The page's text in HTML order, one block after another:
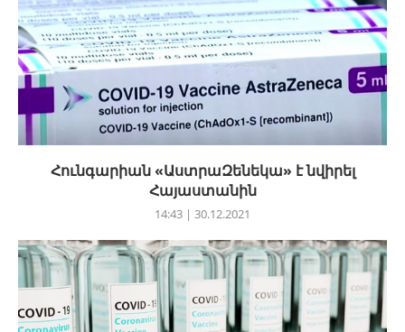
Հունգարիան «ԱստրաԶենեկա» է նվիրել
Հայաստանին
14:43 | 30.12.2021